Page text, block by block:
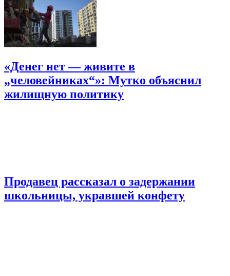
«Денег нет — живите в
„человейниках“»: Мутко объяснил
жилищную политику
Продавец рассказал о задержании
школьницы, укравшей конфету